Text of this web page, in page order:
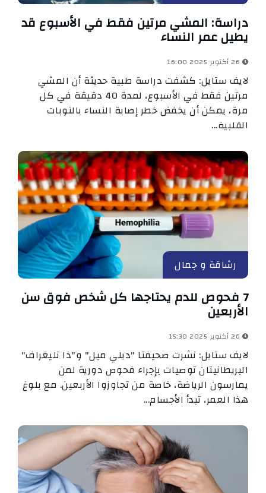
دراسة: المشي مرتين فقط في الأسبوع قد
يطيل عمر النساء
لايف ستايل: كشفت دراسة طبية حديثة أن المشي
مرتين فقط في الأسبوع، لمدة 40 دقيقة في كل
مرة، يمكن أن يخفض خطر إصابة النساء بالنوبات
القلبية...
رشاقة و جمال
7 فحوص للدم يحتاجها كل شخص فوق سن
الأربعين
لايف ستايل: نشرت صحيفتا "ديلي ميل" و"ذا تليغراف"
البريطانيتان توصيات بإجراء فحوص دورية لمن
يمارسون الرياضة، خاصة من تجاوزوا الأربعين. مع بلوغ
هذا العمر، تبدأ الأجسام...